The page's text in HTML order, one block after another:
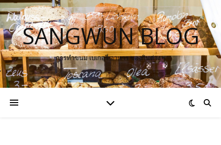
SANGWUN BLOG
การทำขนม เบเกอรี่ อาหาร ของกินต่าง ๆ